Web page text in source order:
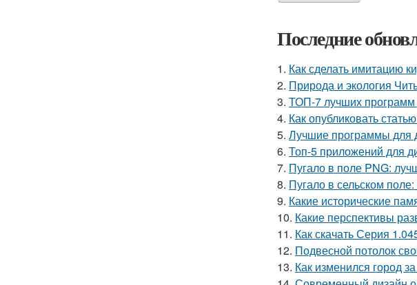
Последние
1. Как сделать имитацию
2. Природа и экология
3. ТОП-7 лучших
4. Как опубликовать
5. Лучшие программы для
6. Топ-5 приложений для
7. Пугало в поле PNG:
8. Пугало в сельском
9. Какие исторические
10. Какие перспективы
11. Как скачать Серия
12. Подвесной потолок
13. Как изменился город